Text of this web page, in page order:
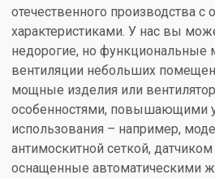
отечественного производства
характеристиками. У нас вы
недорогие, но функциональные
вентиляции небольших
мощные изделия или
особенностями, повышающими
использования – например,
антимоскитной сеткой,
оснащенные автоматическими